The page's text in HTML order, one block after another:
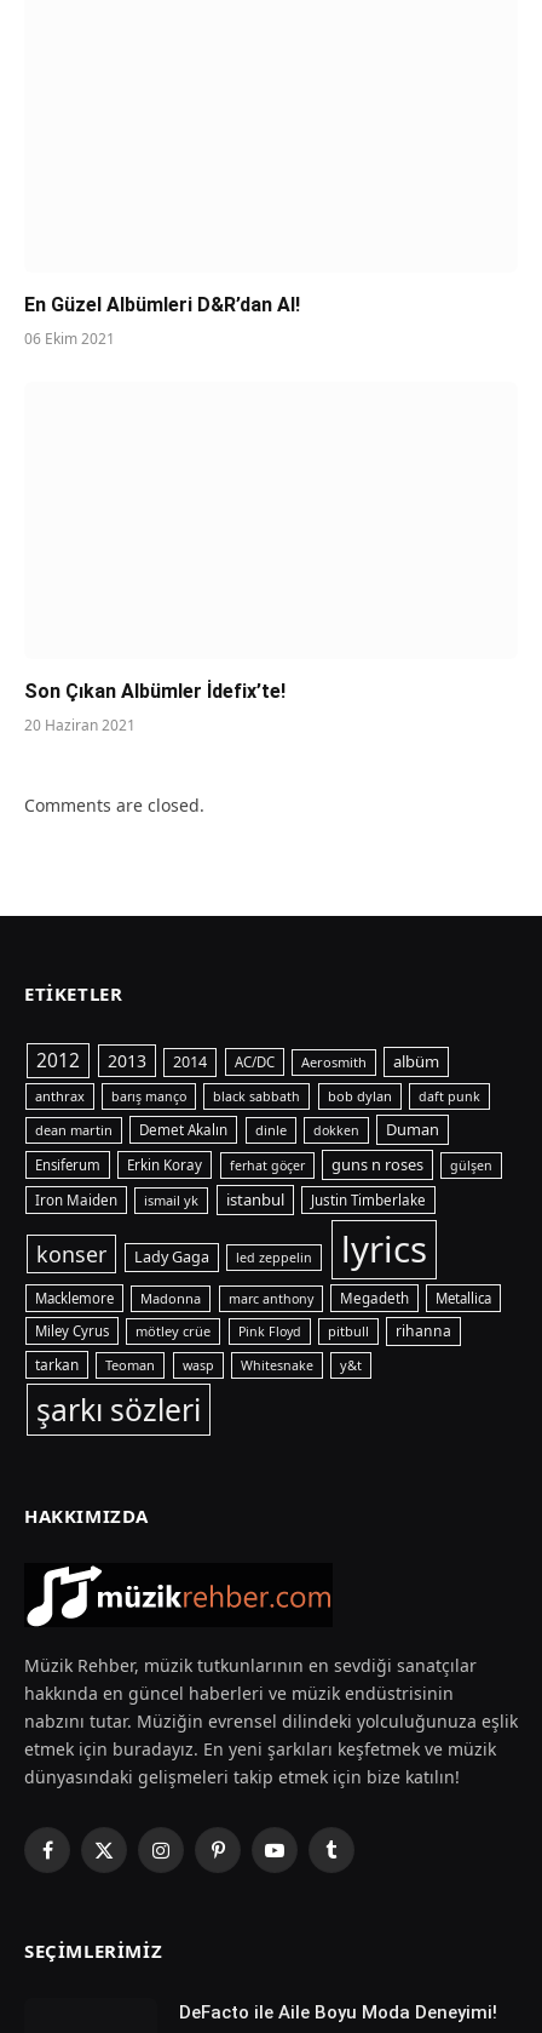
En Güzel Albümleri D&R’dan Al!
06 Ekim 2021
Son Çıkan Albümler İdefix’te!
20 Haziran 2021
Comments are closed.
ETIKETLER
2012 2013 2014 AC/DC Aerosmith albüm
anthrax barış manço black sabbath bob dylan daft punk
dean martin Demet Akalın dinle dokken Duman
Ensiferum Erkin Koray ferhat göçer guns n roses gülşen
Iron Maiden ismail yk istanbul Justin Timberlake
konser Lady Gaga led zeppelin lyrics
Macklemore Madonna marc anthony Megadeth
Metallica
Miley Cyrus
mötley crüe Pink Floyd pitbull rihanna
tarkan Teoman wasp Whitesnake y&t
şarkı sözleri
HAKKIMIZDA
Müzik Rehber, müzik tutkunlarının en sevdiği sanatçılar
hakkında en güncel haberleri ve müzik endüstrisinin
nabzını tutar. Müziğin evrensel dilindeki yolculuğunuza eşlik
etmek için buradayız. En yeni şarkıları keşfetmek ve müzik
dünyasındaki gelişmeleri takip etmek için bize katılın!
Facebook
X
InstagramPinterestYouTubeTumblr
SEÇIMLERIMIZ
DeFacto ile Aile Boyu Moda Deneyimi!